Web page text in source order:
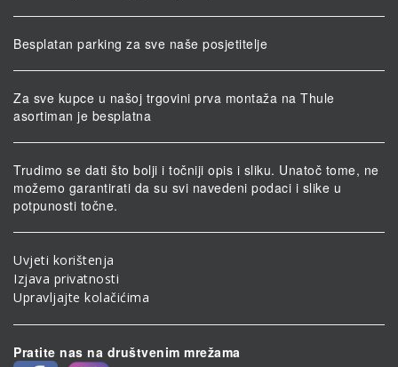
Besplatan parking za sve naše posjetitelje
Za sve kupce u našoj trgovini prva montaža na Thule
asortiman je besplatna
Trudimo se dati što bolji i točniji opis i sliku. Unatoč tome, ne
možemo garantirati da su svi navedeni podaci i slike u
potpunosti točne.
Uvjeti korištenja
Izjava privatnosti
Upravljajte kolačićima
Pratite nas na društvenim mrežama